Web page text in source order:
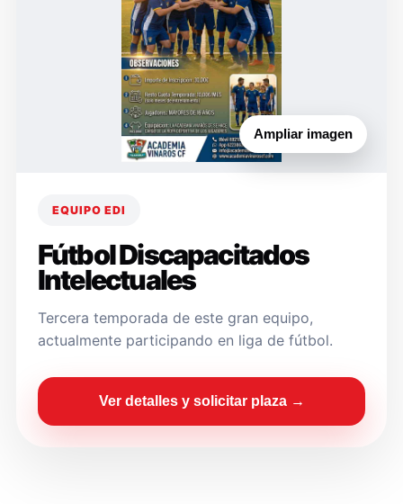
Ampliar imagen
EQUIPO EDI
Fútbol Discapacitados
Intelectuales
Tercera temporada de este gran equipo,
actualmente participando en liga de fútbol.
Ver detalles y solicitar plaza →